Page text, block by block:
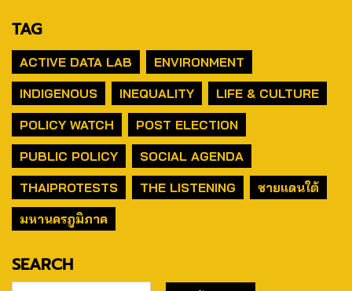
TAG
ACTIVE DATA LAB
ENVIRONMENT
INDIGENOUS
INEQUALITY
LIFE & CULTURE
POLICY WATCH
POST ELECTION
PUBLIC POLICY
SOCIAL AGENDA
THAIPROTESTS
THE LISTENING
ชายแดนใต้
มหานครภูมิภาค
SEARCH